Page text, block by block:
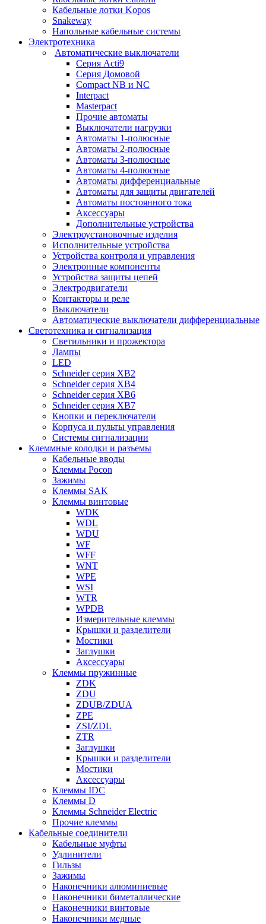
Кабельные лотки Kopos
Snakeway
Напольные кабельные системы
Электротехника
Автоматические выключатели
Серия Acti9
Серия Домовой
Compact NB и NC
Interpact
Masterpact
Прочие автоматы
Выключатели нагрузки
Автоматы 1-полюсные
Автоматы 2-полюсные
Автоматы 3-полюсные
Автоматы 4-полюсные
Автоматы дифференциальные
Автоматы для защиты двигателей
Автоматы постоянного тока
Аксессуары
Дополнительные устройства
Электроустановочные изделия
Исполнительные устройства
Устройства контроля и управления
Электронные компоненты
Устройства защиты цепей
Электродвигатели
Контакторы и реле
Выключатели
Автоматические выключатели дифференциальные
Светотехника и сигнализация
Светильники и прожектора
Лампы
LED
Schneider серия XB2
Schneider серия XB4
Schneider серия XB6
Schneider серия XB7
Кнопки и переключатели
Корпуса и пульты управления
Системы сигнализации
Клеммные колодки и разъемы
Кабельные вводы
Клеммы Pocon
Зажимы
Клеммы SAK
Клеммы винтовые
WDK
WDL
WDU
WF
WFF
WNT
WPE
WSI
WTR
WPDB
Измерительные клеммы
Крышки и разделители
Мостики
Заглушки
Аксессуары
Клеммы пружинные
ZDK
ZDU
ZDUB/ZDUA
ZPE
ZSI/ZDL
ZTR
Заглушки
Крышки и разделители
Мостики
Аксессуары
Клеммы IDC
Клеммы D
Клеммы Schneider Electric
Прочие клеммы
Кабельные соединители
Кабельные муфты
Удлинители
Гильзы
Зажимы
Наконечники алюминиевые
Наконечники биметаллические
Наконечники винтовые
Наконечники медные